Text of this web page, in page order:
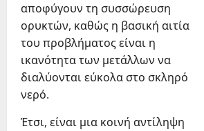
αποφύγουν τη συσσώρευση
ορυκτών, καθώς η βασική αιτία
του προβλήματος είναι η
ικανότητα των μετάλλων να
διαλύονται εύκολα στο σκληρό
νερό.
Έτσι, είναι μια κοινή αντίληψη